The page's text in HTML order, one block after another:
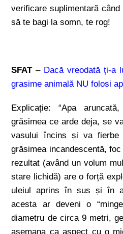
verificare suplimentară
să te bagi la somn, te rog!
SFAT– Dacă vreodată ți-a
grasime animală NU folosi
Explicație: “Apa
grăsimea ce arde deja, se
vasului încins și va fierbe
grăsimea incandescentă,
rezultat (având un volum
stare lichidă) are o forță
uleiul aprins în sus și în
acesta ar deveni o
diametru de circa 9 metri,
asemana ca aspect cu o